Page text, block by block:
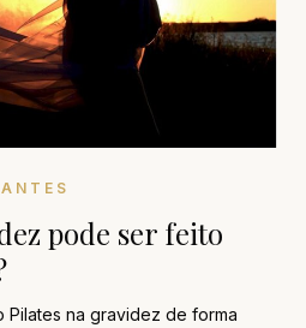
pode ser feito
Pilates na gravidez de forma